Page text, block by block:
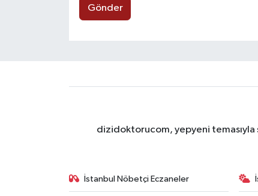
Gönder
dizidoktorucom, yepyeni temasıyla
İstanbul Nöbetçi Eczaneler